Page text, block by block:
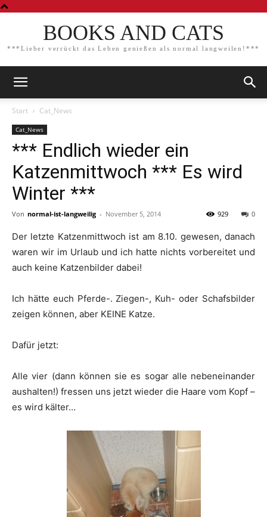
BOOKS AND CATS
***Lieber verrückt das Leben genießen als normal langweilen!***
Start Cat_News
Cat_News
*** Endlich wieder ein
Katzenmittwoch *** Es wird
Winter ***
Von normal-ist-langweilig - November 5, 2014 0
929
Der letzte Katzenmittwoch ist am 8.10. gewesen, danach
waren wir im Urlaub und ich hatte nichts vorbereitet und
auch keine Katzenbilder dabei!
Ich hätte euch Pferde-. Ziegen-, Kuh- oder Schafsbilder
zeigen können, aber KEINE Katze.
Dafür jetzt:
Alle vier (dann können sie es sogar alle nebeneinander
aushalten!) fressen uns jetzt wieder die Haare vom Kopf –
es wird kälter…